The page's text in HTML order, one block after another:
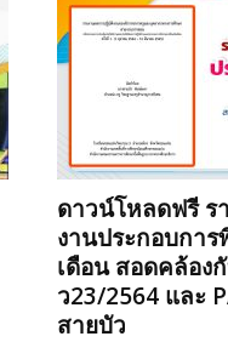
ดาวน์โหลดฟรี ร
งานประกอบกา
เดือน สอดคล้อ
ว23/2564 และ
สายบัว